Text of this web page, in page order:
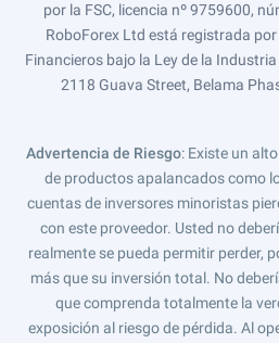
por la FSC, licencia nº 9759600,
RoboForex Ltd está registrada
Financieros bajo la Ley de la
2118 Guava Street, Belama
Advertencia de Riesgo: Existe un
de productos apalancados como
cuentas de inversores minoristas
con este proveedor. Usted no
realmente se pueda permitir perder,
más que su inversión total. No
que comprenda totalmente la
exposición al riesgo de pérdida. Al